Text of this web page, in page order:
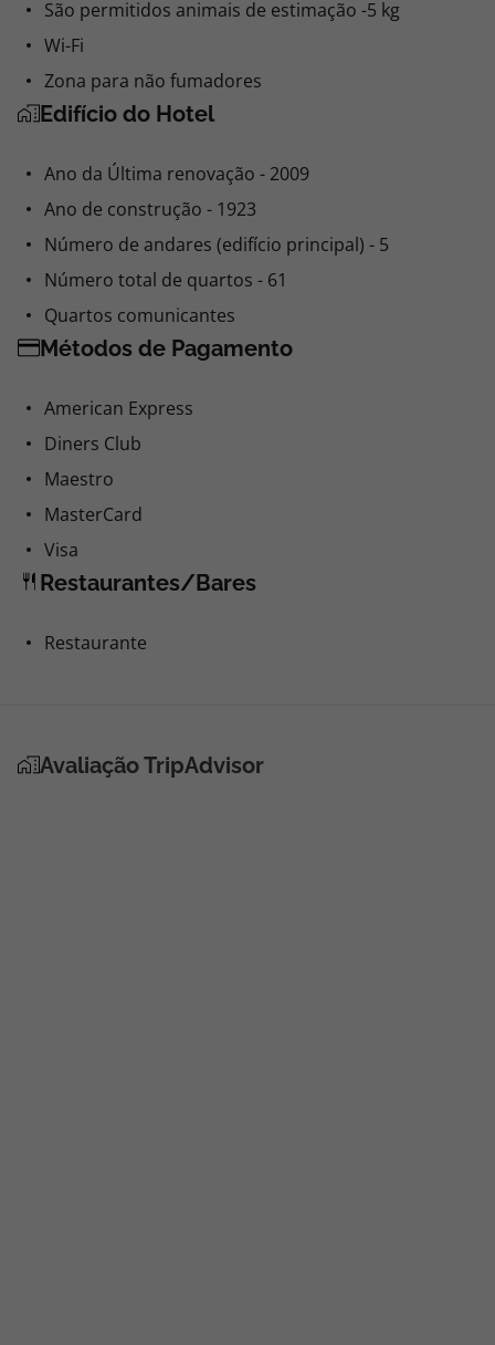
São permitidos animais de estimação -5 kg
Wi-Fi
Zona para não fumadores
Edifício do Hotel
Ano da Última renovação - 2009
Ano de construção - 1923
Número de andares (edifício principal) - 5
Número total de quartos - 61
Quartos comunicantes
Métodos de Pagamento
American Express
Diners Club
Maestro
MasterCard
Visa
Restaurantes/Bares
Restaurante
Avaliação TripAdvisor